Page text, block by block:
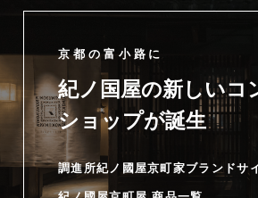
京都の富小路に
紀ノ国屋の新しいコ
ショップが誕生
調進所紀ノ國屋京町家ブランドサ